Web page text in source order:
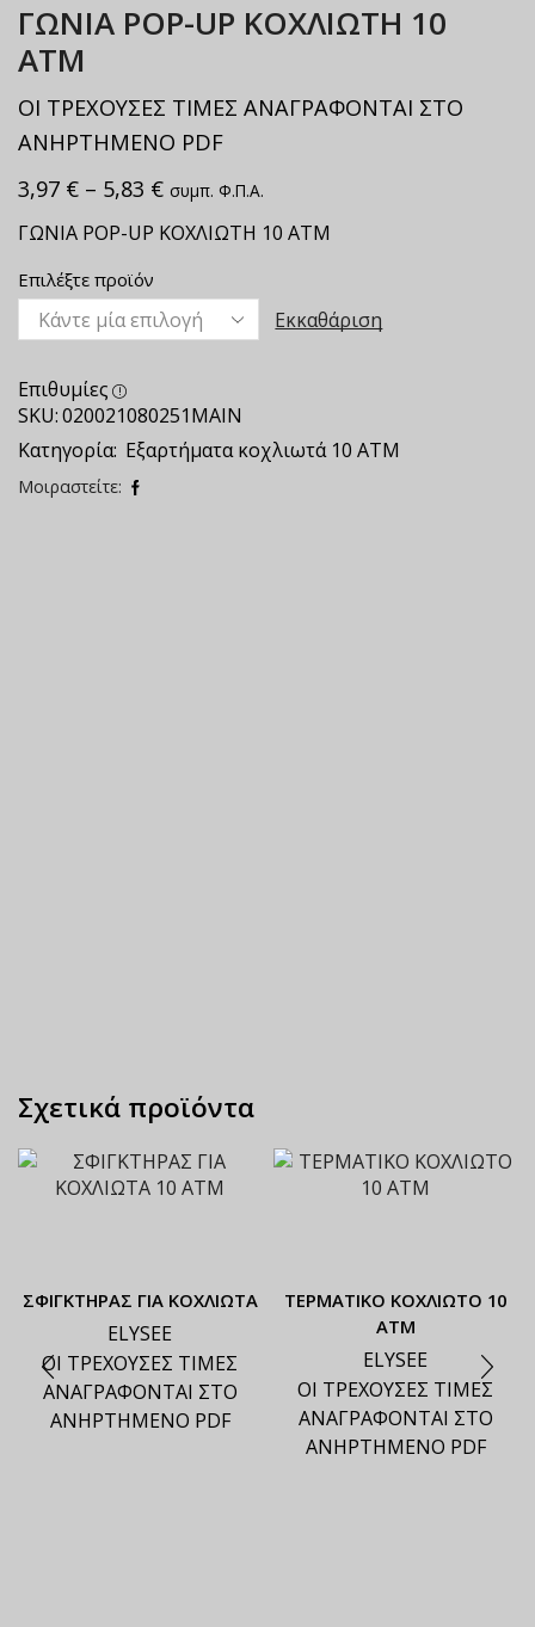
ΓΩΝΙΑ ΡΟΡ-UP ΚΟΧΛΙΩΤΗ 10
ΑΤΜ
ΟΙ ΤΡΕΧΟΥΣΕΣ ΤΙΜΕΣ ΑΝΑΓΡΑΦΟΝΤΑΙ ΣΤΟ
ΑΝΗΡΤΗΜΕΝΟ PDF
3,97 € – 5,83 € συμπ. Φ.Π.Α.
ΓΩΝΙΑ ΡΟΡ-UP ΚΟΧΛΙΩΤΗ 10 ΑΤΜ
Επιλέξτε προϊόν
Εκκαθάριση
Επιθυμίες
SKU:020021080251ΜΑΙΝ
Κατηγορία: Εξαρτήματα κοχλιωτά 10 ΑΤΜ
Μοιραστείτε:
Σχετικά προϊόντα
ΣΦΙΓΚΤΗΡΑΣ ΓΙΑ ΚΟΧΛΙΩΤΑ
ELYSEE
ΟΙ ΤΡΕΧΟΥΣΕΣ ΤΙΜΕΣ
ΑΝΑΓΡΑΦΟΝΤΑΙ ΣΤΟ
ΑΝΗΡΤΗΜΕΝΟ PDF
ΤΕΡΜΑΤΙΚΟ ΚΟΧΛΙΩΤΟ 10
ΑΤΜ
ELYSEE
ΟΙ ΤΡΕΧΟΥΣΕΣ ΤΙΜΕΣ
ΑΝΑΓΡΑΦΟΝΤΑΙ ΣΤΟ
ΑΝΗΡΤΗΜΕΝΟ PDF